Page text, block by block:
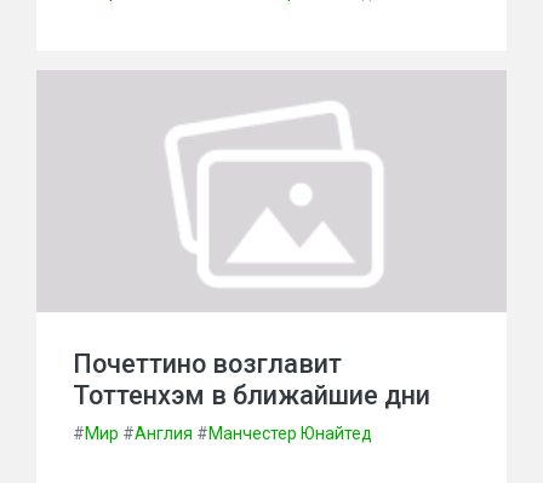
Почеттино возглавит
Тоттенхэм в ближайшие дни
#Мир #Англия #Манчестер Юнайтед